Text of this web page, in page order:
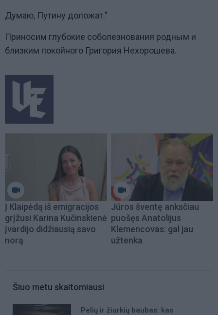
Думаю, Путину доложат."
Приносим глубокие соболезнования родным и
близким покойного Григория Нехорошева.
Į Klaipėdą iš emigracijos
grįžusi Karina Kučinskienė
įvardijo didžiausią savo
norą
Jūros šventę anksčiau
puošęs Anatolijus
Klemencovas: gal jau
užtenka
Šiuo metu skaitomiausi
Pelių ir žiurkių baubas: kas